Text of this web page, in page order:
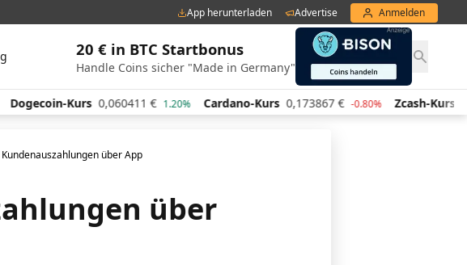
App herunterladen Advertise Anmelden
20 € in BTC Startbonus
Handle Coins sicher "Made in Germany"
0,060411 € 1.20% Cardano-Kurs 0,173867 € -0.80% Zcash-Kurs 441,81 €
über App
über